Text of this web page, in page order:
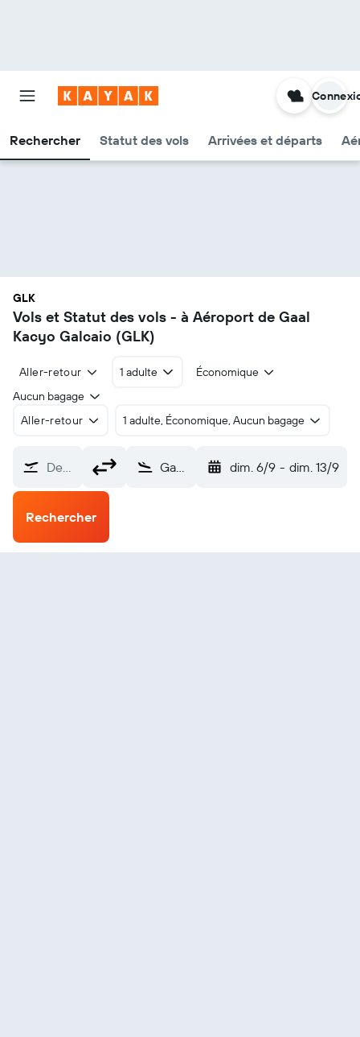
Rechercher Statut des vols Arrivées et départs
GLK
Vols et Statut des vols - à Aéroport de Gaal
Kacyo Galcaio (GLK)
Aller-retour 1 adulte
Économique
Aucun bagage
Aller-retour
1 adulte, Économique, Aucun bagage
De… Gaal Kacyo Galcaio (GLK) dim. 6/9 - dim. 13/9
Rechercher